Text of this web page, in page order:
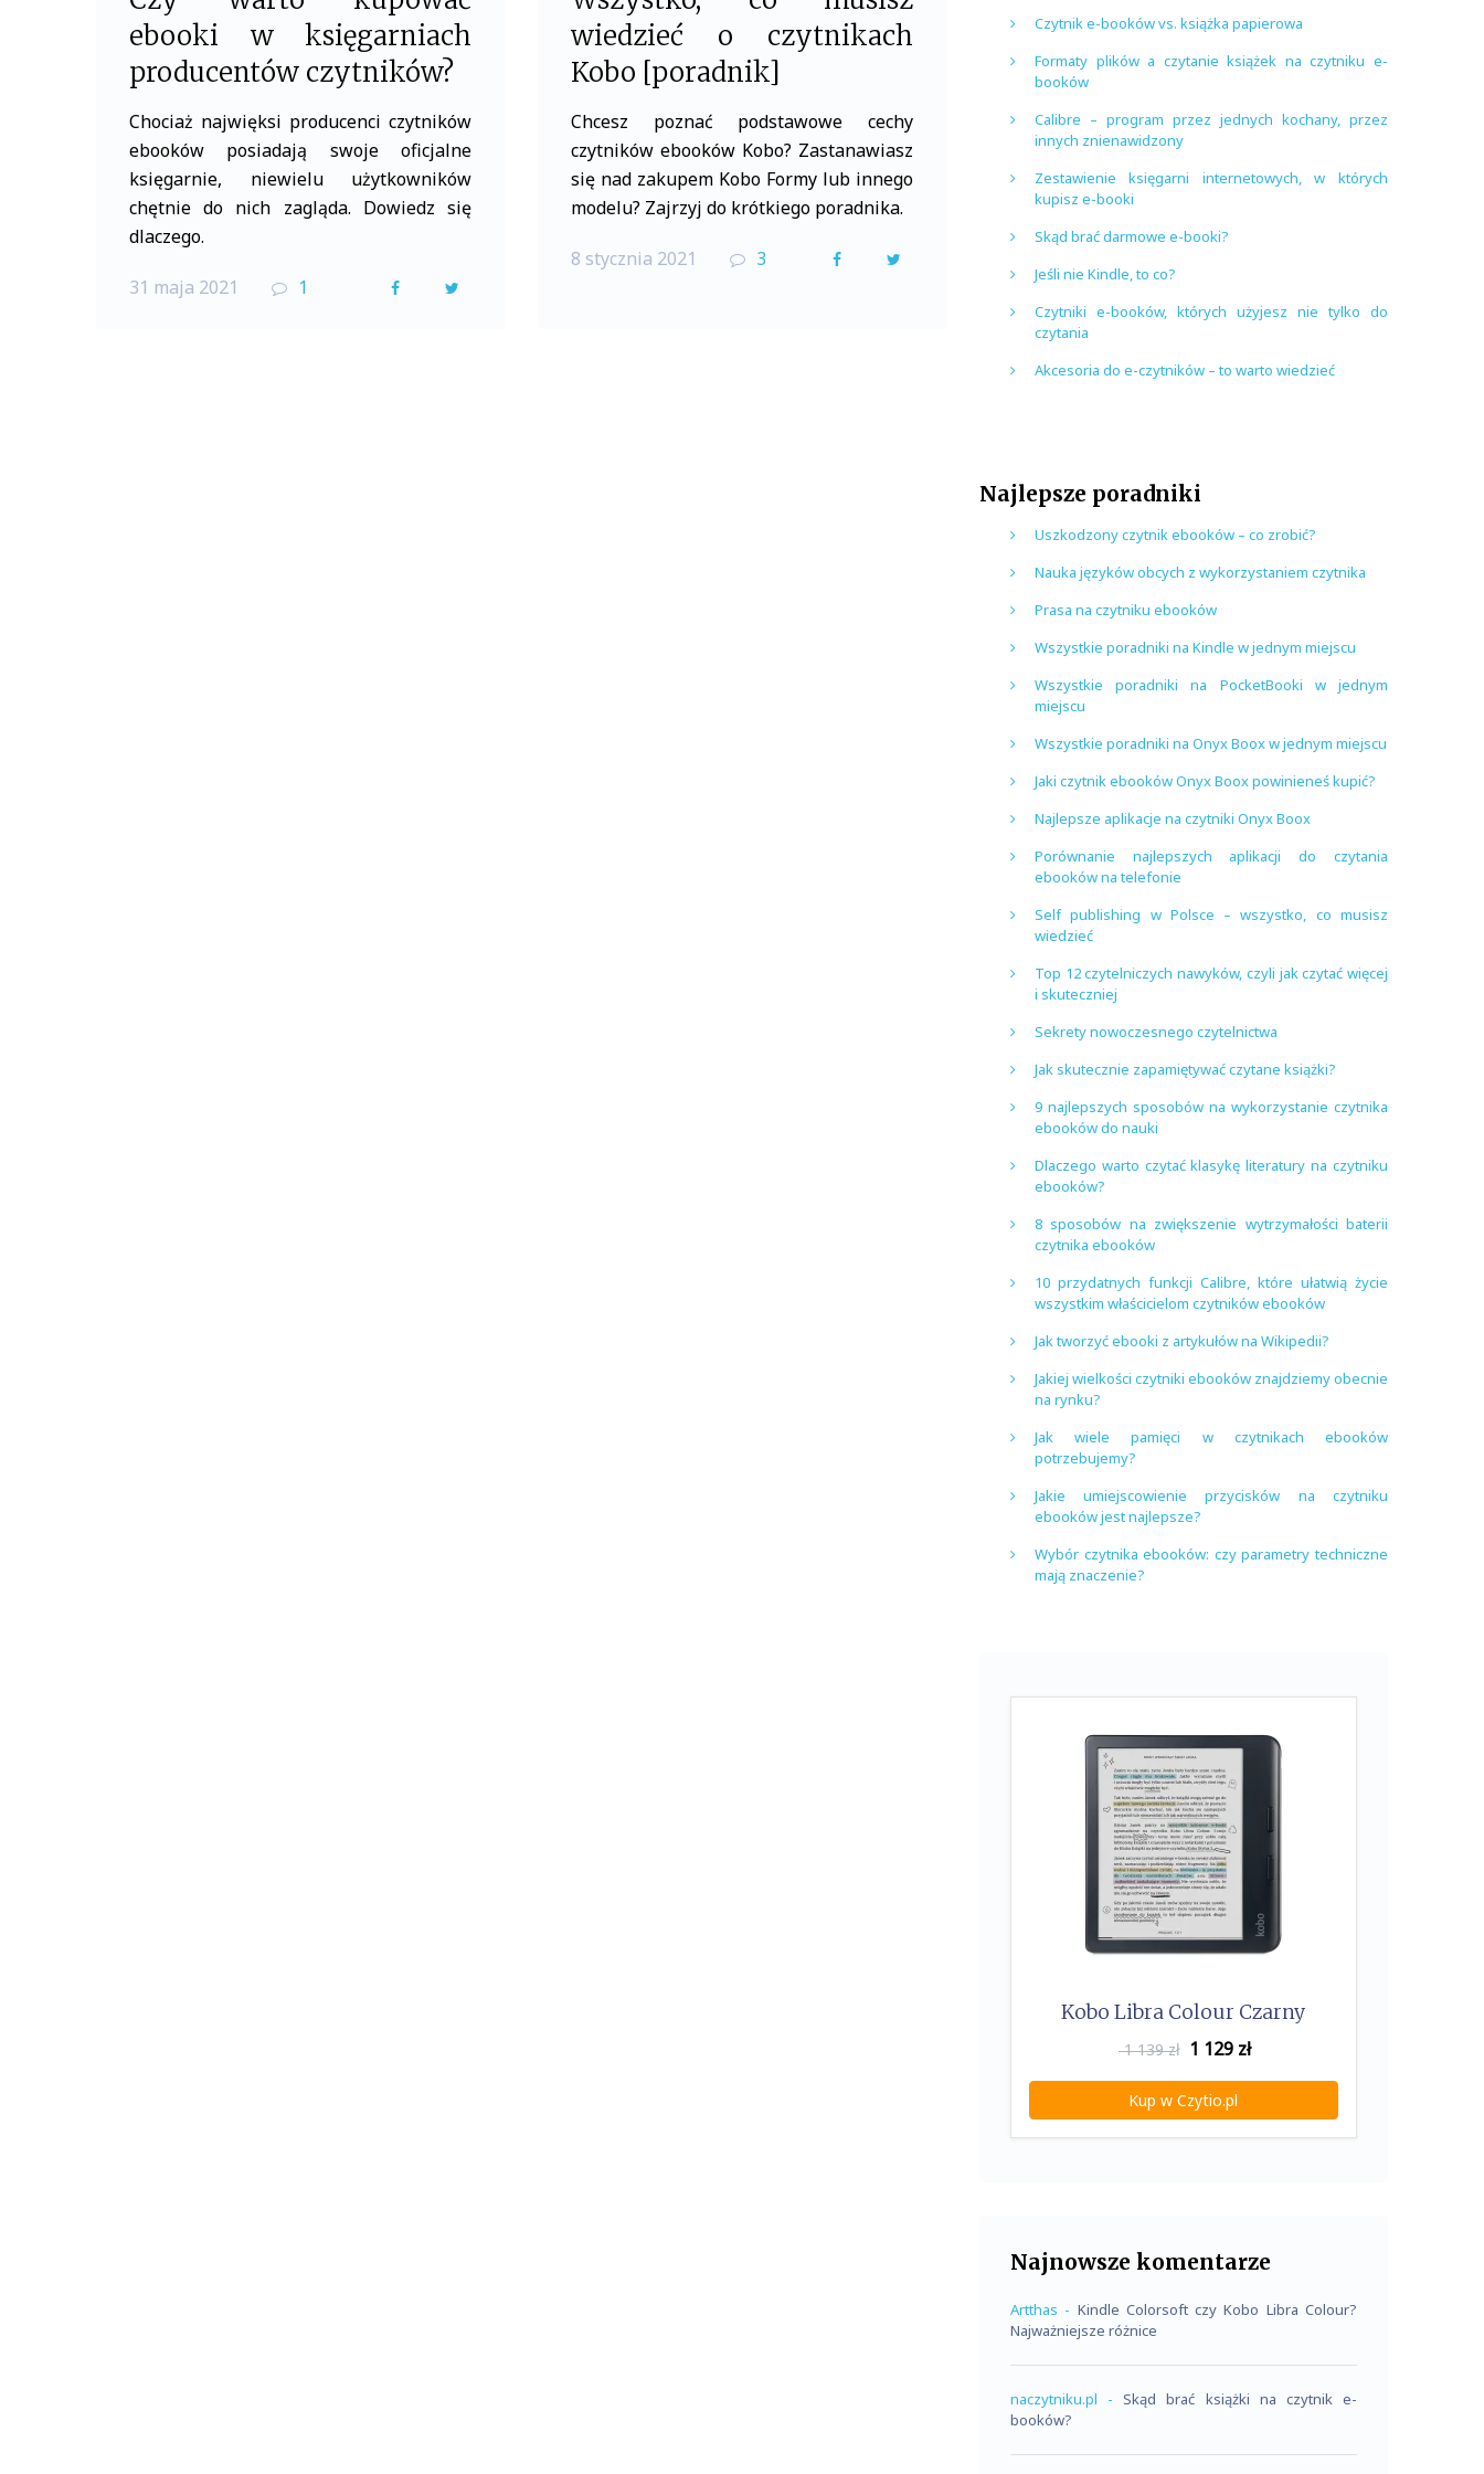
ebooki w księgarniach
producentów czytników?
Chociaż najwięksi producenci czytników
ebooków posiadają swoje oficjalne
księgarnie, niewielu użytkowników
chętnie do nich zagląda. Dowiedz się
dlaczego.
31 maja 2021 1
F
wiedzieć o czytnikach
Kobo [poradnik]
Chcesz poznać podstawowe cechy
czytników ebooków Kobo? Zastanawiasz
się nad zakupem Kobo Formy lub innego
modelu? Zajrzyj do krótkiego poradnika.
8 stycznia 2021 3
F
Czytnik e-booków vs. książka papierowa
Formaty plików a czytanie książek na czytniku e-
booków
Calibre – program przez jednych kochany, przez
innych znienawidzony
Zestawienie księgarni internetowych, w których
kupisz e-booki
Skąd brać darmowe e-booki?
Jeśli nie Kindle, to co?
Czytniki e-booków, których użyjesz nie tylko do
czytania
Akcesoria do e-czytników – to warto wiedzieć
Najlepsze poradniki
Uszkodzony czytnik ebooków – co zrobić?
Nauka języków obcych z wykorzystaniem czytnika
Prasa na czytniku ebooków
Wszystkie poradniki na Kindle w jednym miejscu
Wszystkie poradniki na PocketBooki w jednym
miejscu
Wszystkie poradniki na Onyx Boox w jednym miejscu
Jaki czytnik ebooków Onyx Boox powinieneś kupić?
Najlepsze aplikacje na czytniki Onyx Boox
Porównanie najlepszych aplikacji do czytania
ebooków na telefonie
Self publishing w Polsce – wszystko, co musisz
wiedzieć
Top 12 czytelniczych nawyków, czyli jak czytać więcej
i skuteczniej
Sekrety nowoczesnego czytelnictwa
Jak skutecznie zapamiętywać czytane książki?
9 najlepszych sposobów na wykorzystanie czytnika
ebooków do nauki
Dlaczego warto czytać klasykę literatury na czytniku
ebooków?
8 sposobów na zwiększenie wytrzymałości baterii
czytnika ebooków
10 przydatnych funkcji Calibre, które ułatwią życie
wszystkim właścicielom czytników ebooków
Jak tworzyć ebooki z artykułów na Wikipedii?
Jakiej wielkości czytniki ebooków znajdziemy obecnie
na rynku?
Jak wiele pamięci w czytnikach ebooków
potrzebujemy?
Jakie umiejscowienie przycisków na czytniku
ebooków jest najlepsze?
Wybór czytnika ebooków: czy parametry techniczne
mają znaczenie?
Kobo Libra Colour Czarny
1 139 zł 1 129 zł
Kup w Czytio.pl
Najnowsze komentarze
Artthas - Kindle Colorsoft czy Kobo Libra Colour?
Najważniejsze różnice
naczytniku.pl - Skąd brać książki na czytnik e-
booków?